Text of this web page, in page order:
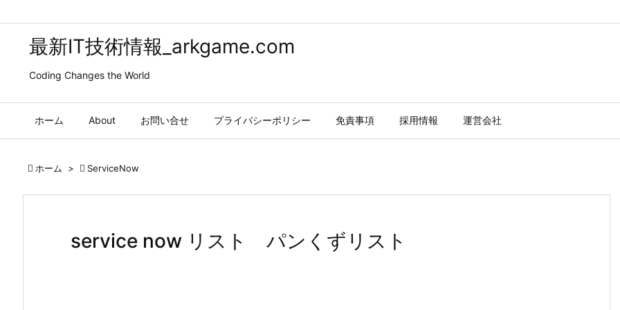
最新IT技術情報_arkgame.com
Coding Changes the World
ホーム About お問い合せ プライバシーポリシー 免責事項 採用情報 運営会社
 ホーム >  ServiceNow
service now リスト パンくずリスト